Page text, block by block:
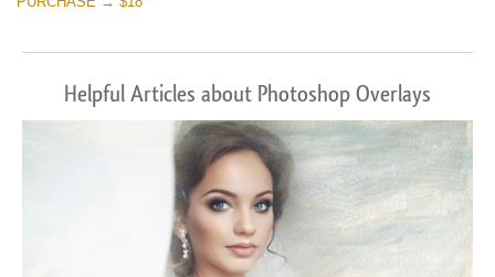
Helpful Articles about Photoshop Overlays